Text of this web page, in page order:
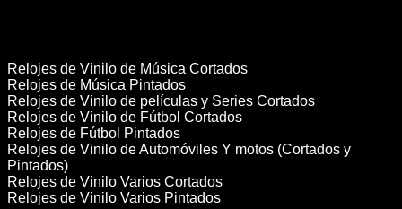
Relojes de Vinilo de Música Cortados
Relojes de Música Pintados
Relojes de Vinilo de películas y Series Cortados
Relojes de Vinilo de Fútbol Cortados
Relojes de Fútbol Pintados
Relojes de Vinilo de Automóviles Y motos (Cortados y
Pintados)
Relojes de Vinilo Varios Cortados
Relojes de Vinilo Varios Pintados